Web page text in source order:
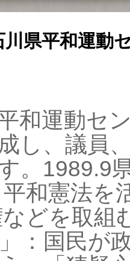
川県平和運動
和運動セ
し、議員
。1989.9
和憲法を
どを取組
：国民が